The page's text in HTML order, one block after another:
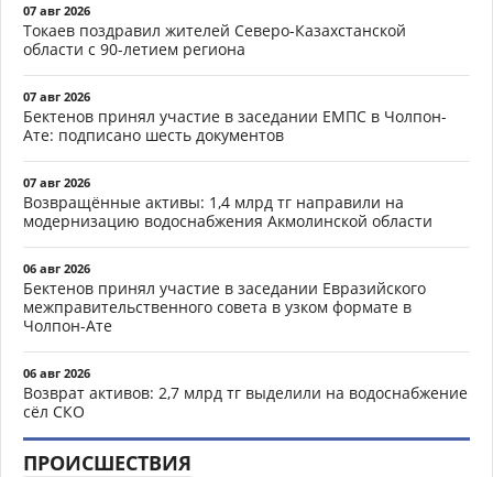
07 авг 2026
Токаев поздравил жителей Северо-Казахстанской
области с 90-летием региона
07 авг 2026
Бектенов принял участие в заседании ЕМПС в Чолпон-
Ате: подписано шесть документов
07 авг 2026
Возвращённые активы: 1,4 млрд тг направили на
модернизацию водоснабжения Акмолинской области
06 авг 2026
Бектенов принял участие в заседании Евразийского
межправительственного совета в узком формате в
Чолпон-Ате
06 авг 2026
Возврат активов: 2,7 млрд тг выделили на водоснабжение
сёл СКО
ПРОИСШЕСТВИЯ